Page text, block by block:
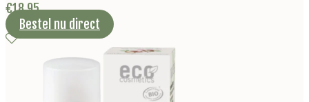
€18,95
Bestel nu direct